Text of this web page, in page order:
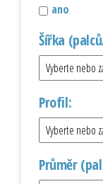
ano
Šířka
Profil:
Průměr